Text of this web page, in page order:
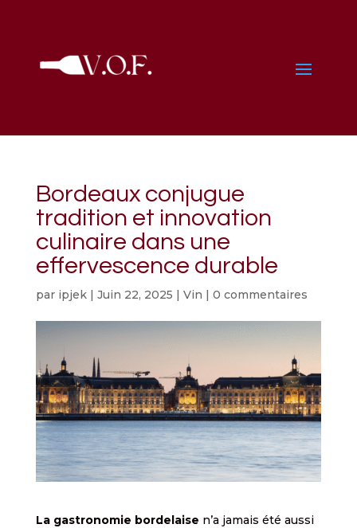
Bordeaux conjugue
tradition et innovation
culinaire dans une
effervescence durable
par ipjek| Juin 22, 2025 | Vin | 0 commentaires
La gastronomie bordelaise n’a jamais été aussi